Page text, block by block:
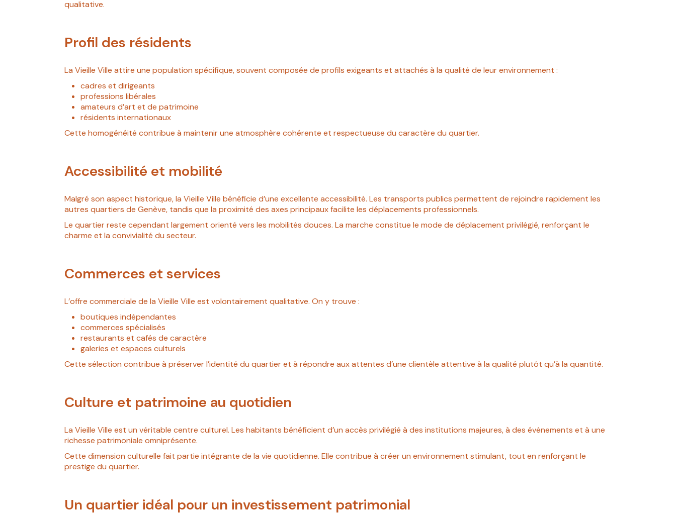
qualitative.
Profil des résidents
La Vieille Ville attire une population spécifique, souvent composée de profils exigeants et attachés à la qualité de leur environnement :
cadres et dirigeants
professions libérales
amateurs d’art et de patrimoine
résidents internationaux
Cette homogénéité contribue à maintenir une atmosphère cohérente et respectueuse du caractère du quartier.
Accessibilité et mobilité
Malgré son aspect historique, la Vieille Ville bénéficie d’une excellente accessibilité. Les transports publics permettent de rejoindre rapidement les
autres quartiers de Genève, tandis que la proximité des axes principaux facilite les déplacements professionnels.
Le quartier reste cependant largement orienté vers les mobilités douces. La marche constitue le mode de déplacement privilégié, renforçant le
charme et la convivialité du secteur.
Commerces et services
L’offre commerciale de la Vieille Ville est volontairement qualitative. On y trouve :
boutiques indépendantes
commerces spécialisés
restaurants et cafés de caractère
galeries et espaces culturels
Cette sélection contribue à préserver l’identité du quartier et à répondre aux attentes d’une clientèle attentive à la qualité plutôt qu’à la quantité.
Culture et patrimoine au quotidien
La Vieille Ville est un véritable centre culturel. Les habitants bénéficient d’un accès privilégié à des institutions majeures, à des événements et à une
richesse patrimoniale omniprésente.
Cette dimension culturelle fait partie intégrante de la vie quotidienne. Elle contribue à créer un environnement stimulant, tout en renforçant le
prestige du quartier.
Un quartier idéal pour un investissement patrimonial